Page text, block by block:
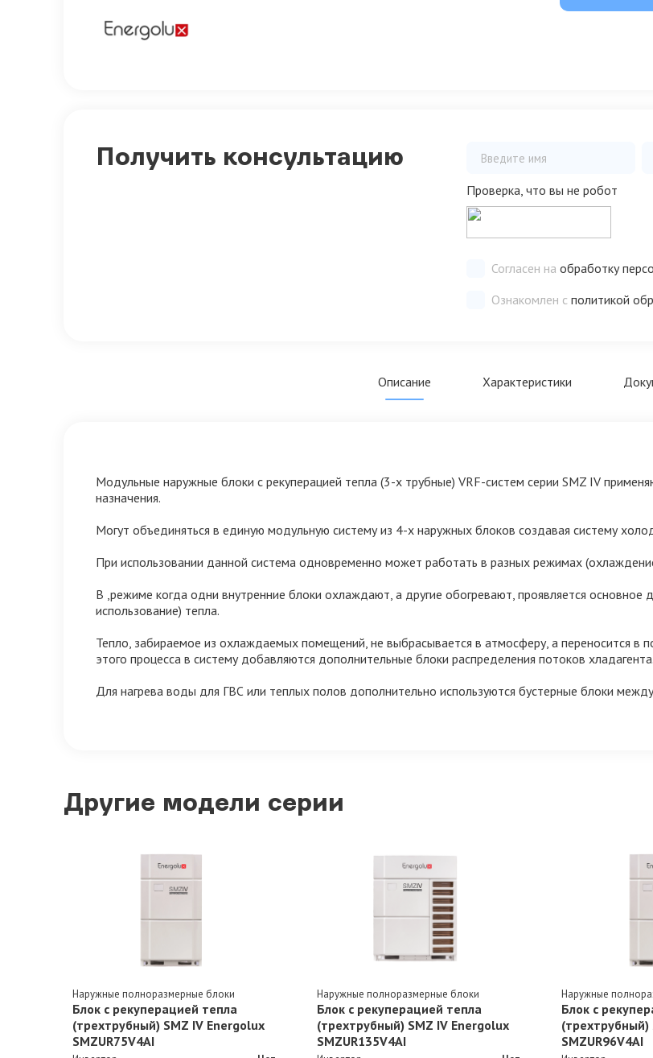
Получить консультацию
Проверка, что вы не робот
Согласен наобработку
Ознакомлен сполитикой
Описание Характеристики
Модульные наружные блоки с рекуперацией тепла (3-х трубные) VRF-систем серии SMZ IV
назначения.
Могут объединяться в единую модульную систему из 4-х наружных блоков создавая систему
При использовании данной система одновременно может работать в разных режимах
В ,режиме когда одни внутренние блоки охлаждают, а другие обогревают, проявляется основное
использование) тепла.
Тепло, забираемое из охлаждаемых помещений, не выбрасывается в атмосферу, а переносится в
этого процесса в систему добавляются дополнительные блоки распределения потоков хладагента.
Для нагрева воды для ГВС или теплых полов дополнительно используются бустерные блоки
Другие модели серии
Наружные полноразмерные блоки
Блок с рекуперацией тепла
(трехтрубный) SMZ IV Energolux
SMZUR75V4AI
Наружные полноразмерные блоки
Блок с рекуперацией тепла
(трехтрубный) SMZ IV Energolux
SMZUR135V4AI
Наружные
Блок с
(трехтрубный)
SMZUR96V4AI